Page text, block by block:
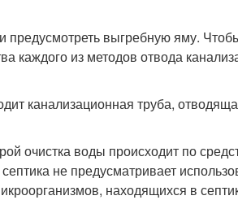
предусмотреть выгребную яму.
каждого из методов отвода
канализационная труба,
очистка воды происходит по
не предусматривает
находящихся в